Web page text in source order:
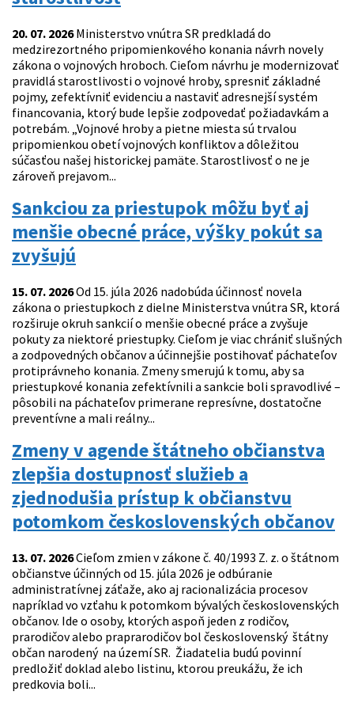
20. 07. 2026Ministerstvo vnútra SR predkladá do
medzirezortného pripomienkového konania návrh novely
zákona o vojnových hroboch. Cieľom návrhu je modernizovať
pravidlá starostlivosti o vojnové hroby, spresniť základné
pojmy, zefektívniť evidenciu a nastaviť adresnejší systém
financovania, ktorý bude lepšie zodpovedať požiadavkám a
potrebám. „Vojnové hroby a pietne miesta sú trvalou
pripomienkou obetí vojnových konfliktov a dôležitou
súčasťou našej historickej pamäte. Starostlivosť o ne je
zároveň prejavom...
Sankciou za priestupok môžu byť aj
menšie obecné práce, výšky pokút sa
zvyšujú
15. 07. 2026Od 15. júla 2026 nadobúda účinnosť novela
zákona o priestupkoch z dielne Ministerstva vnútra SR, ktorá
rozširuje okruh sankcií o menšie obecné práce a zvyšuje
pokuty za niektoré priestupky. Cieľom je viac chrániť slušných
a zodpovedných občanov a účinnejšie postihovať páchateľov
protiprávneho konania. Zmeny smerujú k tomu, aby sa
priestupkové konania zefektívnili a sankcie boli spravodlivé –
pôsobili na páchateľov primerane represívne, dostatočne
preventívne a mali reálny...
Zmeny v agende štátneho občianstva
zlepšia dostupnosť služieb a
zjednodušia prístup k občianstvu
potomkom československých občanov
13. 07. 2026Cieľom zmien v zákone č. 40/1993 Z. z. o štátnom
občianstve účinných od 15. júla 2026 je odbúranie
administratívnej záťaže, ako aj racionalizácia procesov
napríklad vo vzťahu k potomkom bývalých československých
občanov. Ide o osoby, ktorých aspoň jeden z rodičov,
prarodičov alebo praprarodičov bol československý štátny
občan narodený na území SR. Žiadatelia budú povinní
predložiť doklad alebo listinu, ktorou preukážu, že ich
predkovia boli...